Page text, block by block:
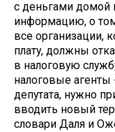
с деньгами домой
информацию, о
все организации,
плату, должны
в налоговую
налоговые
депутата, нужно
вводить новый
словари Даля и